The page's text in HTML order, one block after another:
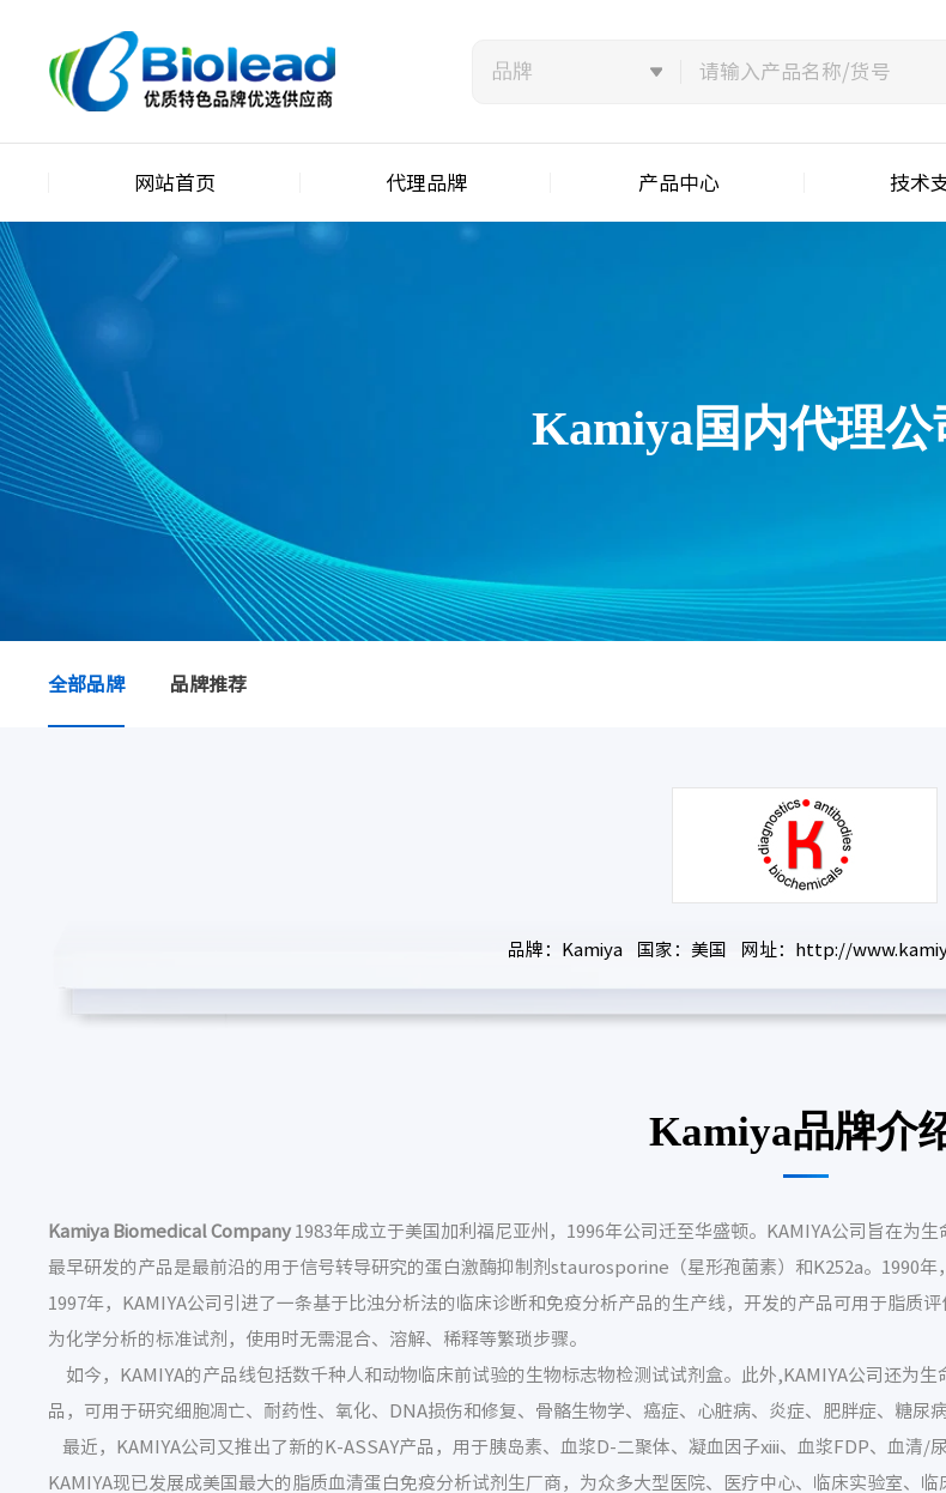
网站首页 代理品牌 产品中心 技术
Kamiya国内代理公
全部品牌 品牌推荐
品牌：Kamiya 国家：美国 网址：http://
Kamiya品牌介
Kamiya Biomedical Company 1983年成立于美国加利福尼亚州，1996年公司迁至华盛顿。KAMIYA公司旨在为
最早研发的产品是最前沿的用于信号转导研究的蛋白激酶抑制剂staurosporine（星形孢菌素）和K252a。1990
1997年，KAMIYA公司引进了一条基于比浊分析法的临床诊断和免疫分析产品的生产线，开发的产品可用于脂质
为化学分析的标准试剂，使用时无需混合、溶解、稀释等繁琐步骤。
如今，KAMIYA的产品线包括数千种人和动物临床前试验的生物标志物检测试试剂盒。此外,KAMIYA公司还为
品，可用于研究细胞凋亡、耐药性、氧化、DNA损伤和修复、骨骼生物学、癌症、心脏病、炎症、肥胖症、糖尿病
最近，KAMIYA公司又推出了新的K-ASSAY产品，用于胰岛素、血浆D-二聚体、凝血因子xiii、血浆FDP、血清/
KAMIYA现已发展成美国最大的脂质血清蛋白免疫分析试剂生厂商，为众多大型医院、医疗中心、临床实验室、